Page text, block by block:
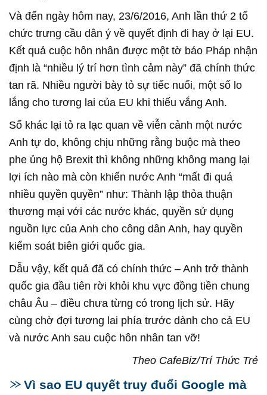
Và đến ngày hôm nay, 23/6/2016, Anh lần thứ 2 tổ
chức trưng cầu dân ý về quyết định đi hay ở lại EU.
Kết quả cuộc hôn nhân được một tờ báo Pháp nhận
định là “nhiều lý trí hơn tình cảm này” đã chính thức
tan rã. Nhiều người bày tỏ sự tiếc nuối, một số lo
lắng cho tương lai của EU khi thiếu vắng Anh.
Số khác lại tỏ ra lạc quan về viễn cảnh một nước
Anh tự do, không chịu những rằng buộc mà theo
phe ủng hộ Brexit thì không những không mang lại
lợi ích nào mà còn khiến nước Anh “mất đi quá
nhiều quyền quyền” như: Thành lập thỏa thuận
thương mại với các nước khác, quyền sử dụng
nguồn lực của Anh cho công dân Anh, hay quyền
kiểm soát biên giới quốc gia.
Dẫu vậy, kết quả đã có chính thức – Anh trở thành
quốc gia đầu tiên rời khỏi khu vực đồng tiền chung
châu Âu – điều chưa từng có trong lịch sử. Hãy
cùng chờ đợi tương lai phía trước dành cho cả EU
và nước Anh sau cuộc hôn nhân tan vỡ!
Theo CafeBiz/Trí Thức Trẻ
Vì sao EU quyết truy đuổi Google mà